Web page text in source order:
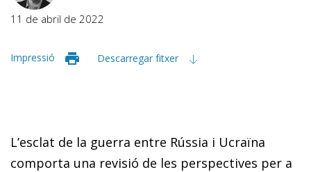
11 de abril de 2022
Impressió Descarregar fitxer
L’esclat de la guerra entre Rússia i Ucraïna
comporta una revisió de les perspectives per a